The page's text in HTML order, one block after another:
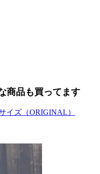
商品も買ってます
イズ（ORIGINAL）